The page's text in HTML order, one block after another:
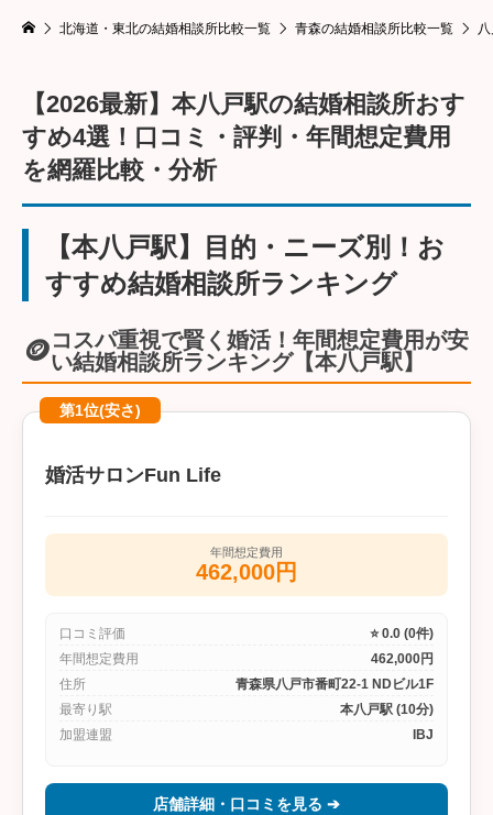
北海道・東北の結婚相談所比較一覧 青森の結婚相談所比較一覧
【2026最新】本八戸駅の結婚相談所おす
すめ4選！口コミ・評判・年間想定費用
を網羅比較・分析
【本八戸駅】目的・ニーズ別！お
すすめ結婚相談所ランキング
🪙コスパ重視で賢く婚活！年間想定費用が安
い結婚相談所ランキング【本八戸駅】
第1位(安さ)
婚活サロンFun Life
年間想定費用
462,000円
口コミ評価
⭐ 0.0 (0件)
年間想定費用
462,000円
住所
青森県八戸市番町22-1 NDビル1F
最寄り駅
本八戸駅 (10分)
加盟連盟
IBJ
店舗詳細・口コミを見る ➔